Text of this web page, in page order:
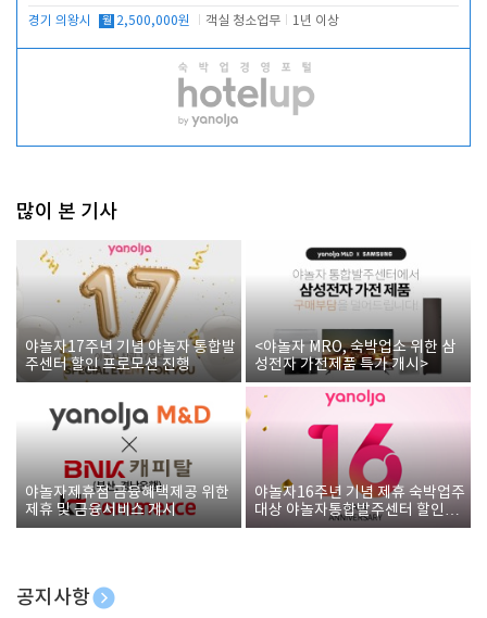
경기 의왕시 월 2,500,000원 객실 청소업무 1년 이상
많이 본 기사
야놀자17주년 기념 야놀자 통합발
주센터 할인 프로모션 진행
<야놀자 MRO, 숙박업소 위한 삼
성전자 가전제품 특가 개시>
야놀자제휴점 금융혜택제공 위한
제휴 및 금융서비스 게시
야놀자16주년 기념 제휴 숙박업주
대상 야놀자통합발주센터 할인쿠
폰 증정
공지사항
[호텔업] 개인정보 처리방침 개정본1 (19.09.02)